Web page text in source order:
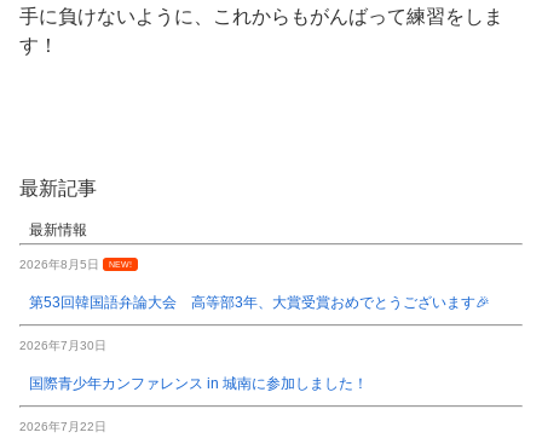
手に負けないように、これからもがんばって練習をしま
す！
最新記事
最新情報
2026年8月5日 NEW!
第53回韓国語弁論大会 高等部3年、大賞受賞おめでとうございます🎉
2026年7月30日
国際青少年カンファレンス in 城南に参加しました！
2026年7月22日